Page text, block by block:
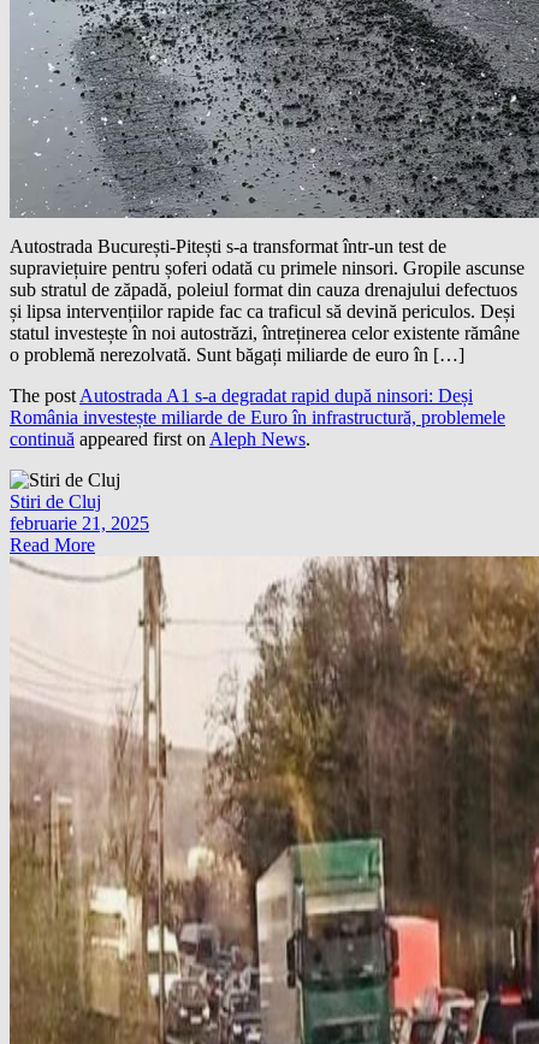
Autostrada București-Pitești s-a transformat într-un test de
supraviețuire pentru șoferi odată cu primele ninsori. Gropile ascunse
sub stratul de zăpadă, poleiul format din cauza drenajului defectuos
și lipsa intervențiilor rapide fac ca traficul să devină periculos. Deși
statul investește în noi autostrăzi, întreținerea celor existente rămâne
o problemă nerezolvată. Sunt băgați miliarde de euro în […]
The post Autostrada A1 s-a degradat rapid după ninsori: Deși
România investește miliarde de Euro în infrastructură, problemele
continuă appeared first on Aleph News.
Stiri de Cluj
februarie 21, 2025
Read More